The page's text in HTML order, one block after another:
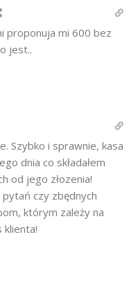
proponuja mi 600 bez
jest..
Szybko i sprawnie, kasa
dnia co składałem
od jego złozenia!
czy zbędnych
którym zależy na
klienta!